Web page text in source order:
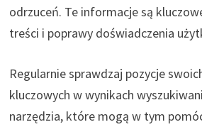
odrzuceń. Te informacje są
treści i poprawy doświadczenia
Regularnie sprawdzaj pozycje
kluczowych w wynikach
narzędzia, które mogą w tym